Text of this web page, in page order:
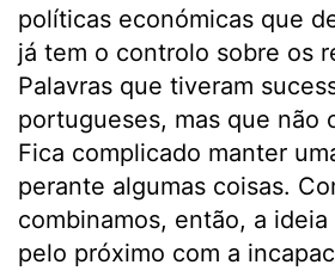
políticas económicas que
já tem o controlo sobre os
Palavras que tiveram
portugueses, mas que não
Fica complicado manter
perante algumas coisas.
combinamos, então, a
pelo próximo com a